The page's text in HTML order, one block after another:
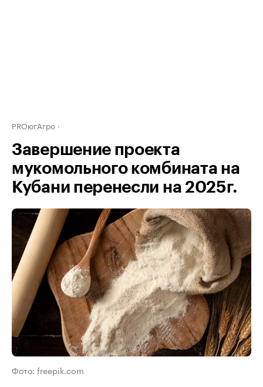
PROюгАгро
Завершение проекта
мукомольного комбината на
Кубани перенесли на 2025г.
Фото: freepik.com